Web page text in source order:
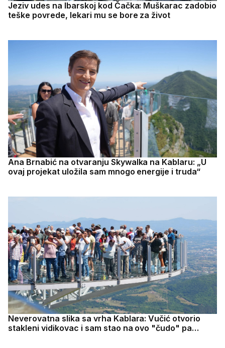
Jeziv udes na Ibarskoj kod Čačka: Muškarac zadobio
teške povrede, lekari mu se bore za život
Ana Brnabić na otvaranju Skywalka na Kablaru: „U
ovaj projekat uložila sam mnogo energije i truda“
Neverovatna slika sa vrha Kablara: Vučić otvorio
stakleni vidikovac i sam stao na ovo "čudo" pa